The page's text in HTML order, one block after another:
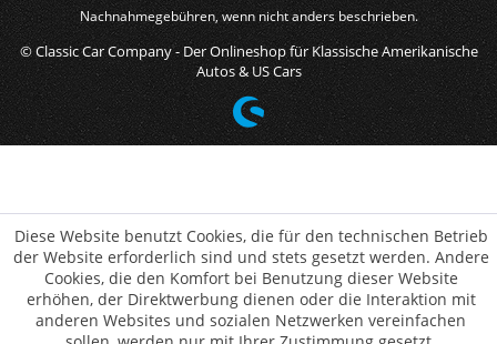
Nachnahmegebühren, wenn nicht anders beschrieben.
© Classic Car Company - Der Onlineshop für Klassische Amerikanische
Autos & US Cars
Diese Website benutzt Cookies, die für den technischen Betrieb
der Website erforderlich sind und stets gesetzt werden. Andere
Cookies, die den Komfort bei Benutzung dieser Website
erhöhen, der Direktwerbung dienen oder die Interaktion mit
anderen Websites und sozialen Netzwerken vereinfachen